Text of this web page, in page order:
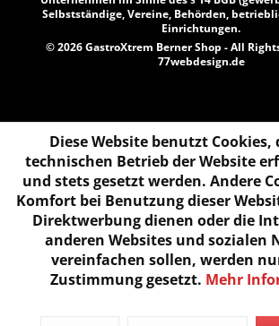
Selbstständige, Vereine, Behörden,
Einrichtungen.
© 2026 GastroXtrem Berner Shop - All
77webdesign.de
Diese Website benutzt Cookies,
technischen Betrieb der Website
und stets gesetzt werden. Andere
Komfort bei Benutzung dieser
Direktwerbung dienen oder die
anderen Websites und sozialen
vereinfachen sollen, werden
Zustimmung gesetzt. Mehr